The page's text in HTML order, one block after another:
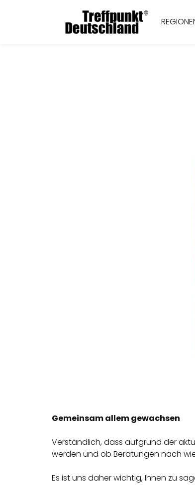
Gemeinsam allem gewachsen
Verständlich, dass aufgrund der
werden und ob Beratungen nach
Es ist uns daher wichtig, Ihnen zu